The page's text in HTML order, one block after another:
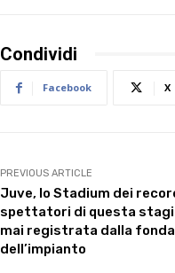
Condividi
Facebook X
PREVIOUS ARTICLE
Juve, lo Stadium dei
spettatori di questa
mai registrata dalla
dell’impianto